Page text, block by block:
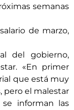
semanas
de marzo,
del gobierno,
«En primer
que está muy
pero el malestar
informan las